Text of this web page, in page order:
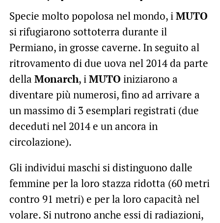
Specie molto popolosa nel mondo, iMUTO
si rifugiarono sottoterra durante il
Permiano, in grosse caverne. In seguito al
ritrovamento di due uova nel 2014 da parte
della Monarch, iMUTO iniziarono a
diventare più numerosi, fino ad arrivare a
un massimo di 3 esemplari registrati (due
deceduti nel 2014 e un ancora in
circolazione).
Gli individui maschi si distinguono dalle
femmine per la loro stazza ridotta (60 metri
contro 91 metri) e per la loro capacità nel
volare. Si nutrono anche essi di radiazioni,